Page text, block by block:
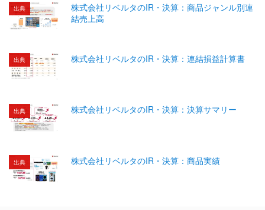
出典
株式会社リベルタのIR・決算：商品ジャンル別連
結売上高
出典 株式会社リベルタのIR・決算：連結損益計算書
出典 株式会社リベルタのIR・決算：決算サマリー
出典 株式会社リベルタのIR・決算：商品実績